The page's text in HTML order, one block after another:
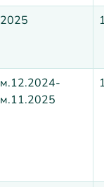
2025
м.12.2024-
м.11.2025